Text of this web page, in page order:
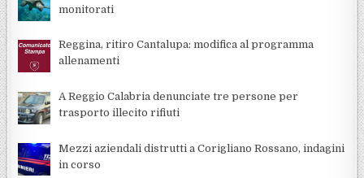
monitorati
Reggina, ritiro Cantalupa: modifica al programma
allenamenti
A Reggio Calabria denunciate tre persone per
trasporto illecito rifiuti
Mezzi aziendali distrutti a Corigliano Rossano, indagini
in corso